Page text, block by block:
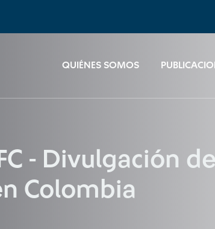
QUIÉNES SOMOS
- Divulgación
Colombia